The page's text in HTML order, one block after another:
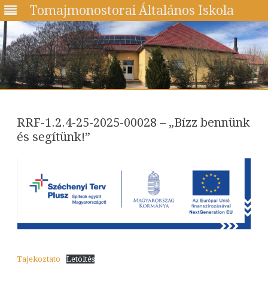
Tomajmonostorai Általános Iskola
RRF-1.2.4-25-2025-00028 – „Bízz bennünk
és segítünk!”
Tajekoztato Letöltés